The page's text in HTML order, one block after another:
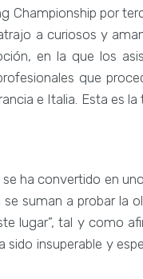
Championship por
a curiosos y
en la que los
que
e Italia. Esta es la
se ha convertido en
suman a probar la
lugar”, tal y como
sido insuperable y